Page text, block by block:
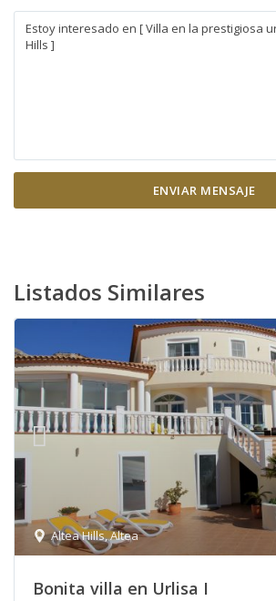
Listados Similares
Altea Hills,Altea
Bonita villa en Urlisa I